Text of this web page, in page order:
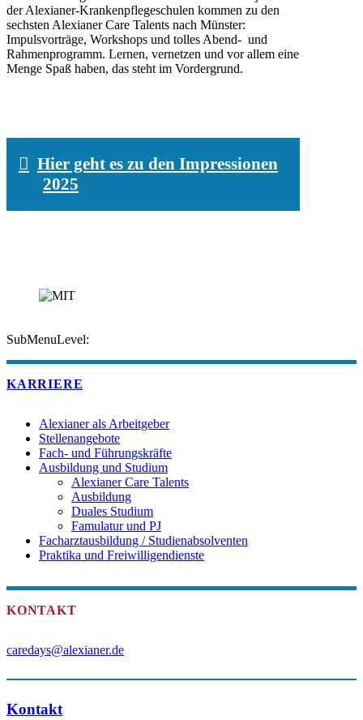
der Alexianer-Krankenpflegeschulen kommen zu den
sechsten Alexianer Care Talents nach Münster:
Impulsvorträge, Workshops und tolles Abend- und
Rahmenprogramm. Lernen, vernetzen und vor allem eine
Menge Spaß haben, das steht im Vordergrund.
Hier geht es zu den Impressionen
2025
SubMenuLevel:
KARRIERE
Alexianer als Arbeitgeber
Stellenangebote
Fach- und Führungskräfte
Ausbildung und Studium
Alexianer Care Talents
Ausbildung
Duales Studium
Famulatur und PJ
Facharztausbildung / Studienabsolventen
Praktika und Freiwilligendienste
KONTAKT
caredays@alexianer.de
Kontakt